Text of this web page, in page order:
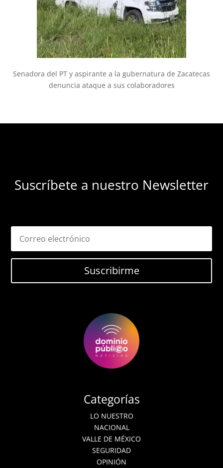
Senadora del PT y aspirante a la gubernatura de Zacatecas
denuncia ataque a sus colaboradores
Suscríbete a nuestro Newsletter
Suscribirme
Categorías
LO NUESTRO
NACIONAL
VALLE DE MÉXICO
SEGURIDAD
OPINIÓN